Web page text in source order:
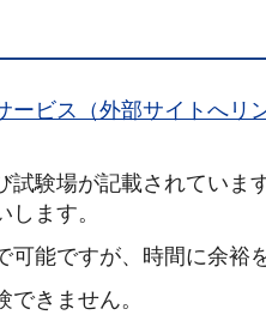
ビス（外部サイトへリン
試験場が記載されていま
ます。
能ですが、時間に余裕
きません。